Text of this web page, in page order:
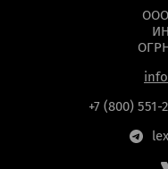
+7 (800) 551-